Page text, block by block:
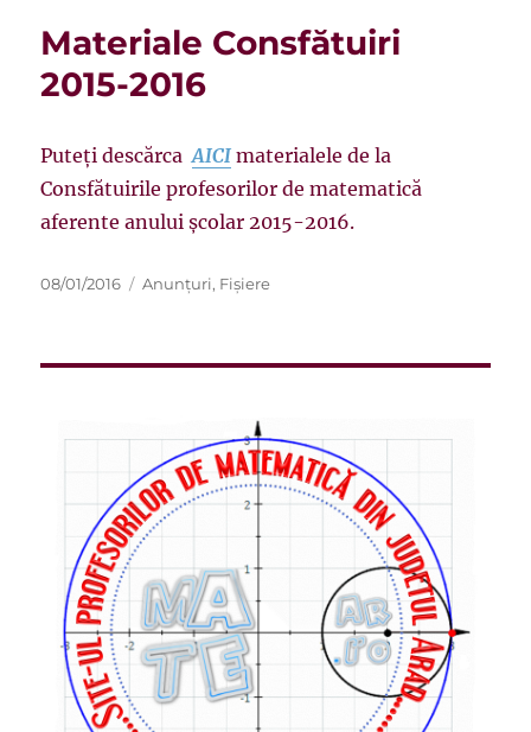
Materiale Consfătuiri
2015-2016
Puteți descărcaAICI materialele de la
Consfătuirile profesorilor de matematică
aferente anului școlar 2015-2016.
Publicat
08/01/2016 Categorii
Anunțuri, Fișiere